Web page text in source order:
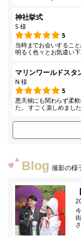
神社挙式
S 様
5
当時までお会いするこ
明るく色々とお気遣い
マリンワールドスタ
N 様
5
悪天候にも関わらず柔
た。 すごく楽しめました
Blog 撮影の様